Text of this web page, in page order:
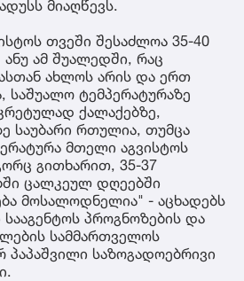
მიაღწევს.
თვეში შესაძლოა 35-40
ამ შუალედში, რაც
ახლოს არის და ერთ
საშუალო ტემპერატურაზე
ქალაქებზე,
საუბარი რთულია, თუმცა
მთელი აგვისტოს
გითხარით, 35-37
ცალკეულ დღეებში
მოსალოდნელია" - აცხადებს
პროგნოზების და
სამმართველოს
პაპაშვილი საზოგადოებრივი